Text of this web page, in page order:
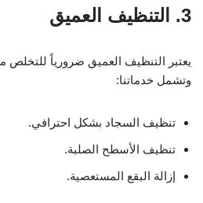
3. التنظيف العميق
يعتبر التنظيف العميق ضرورياً للتخلص
وتشمل خدماتنا:
تنظيف السجاد بشكل احترافي.
تنظيف الأسطح الصلبة.
إزالة البقع المستعصية.